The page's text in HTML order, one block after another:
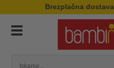
Brezplačna dostava